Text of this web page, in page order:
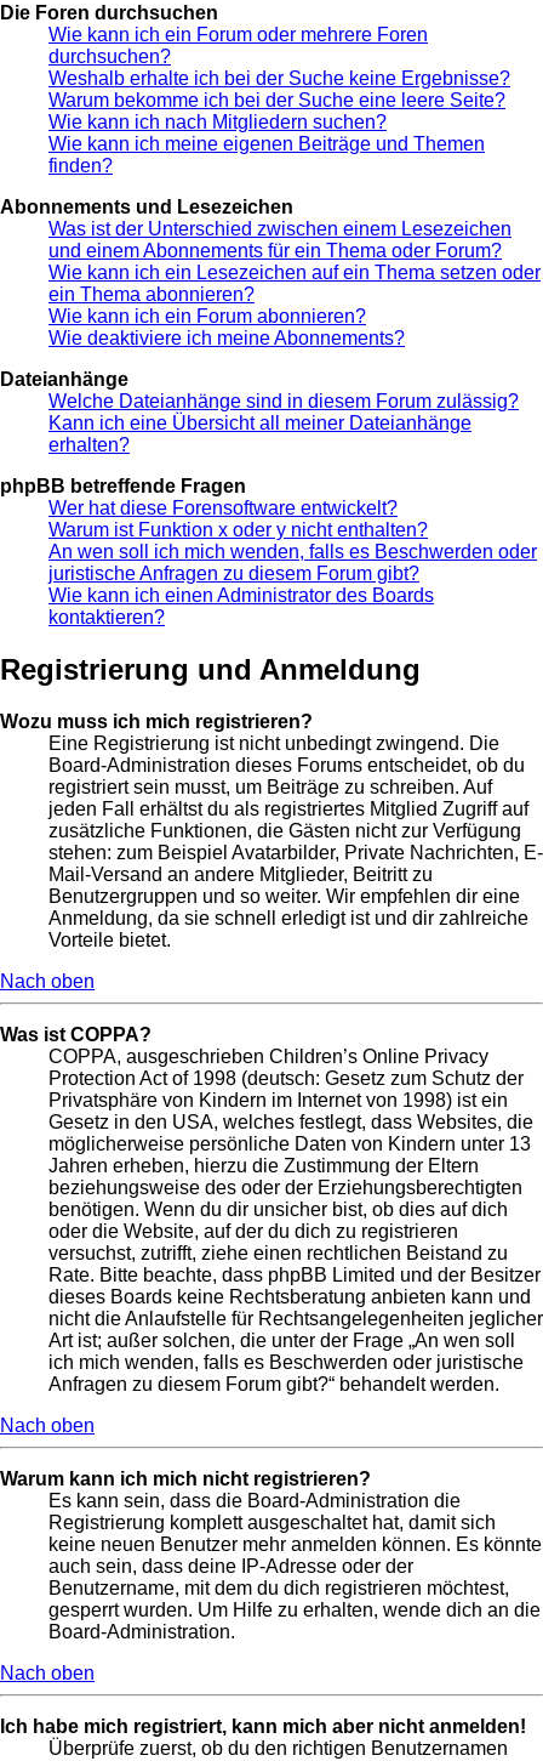
Die Foren durchsuchen
Wie kann ich ein Forum oder mehrere Foren
durchsuchen?
Weshalb erhalte ich bei der Suche keine Ergebnisse?
Warum bekomme ich bei der Suche eine leere Seite?
Wie kann ich nach Mitgliedern suchen?
Wie kann ich meine eigenen Beiträge und Themen
finden?
Abonnements und Lesezeichen
Was ist der Unterschied zwischen einem Lesezeichen
und einem Abonnements für ein Thema oder Forum?
Wie kann ich ein Lesezeichen auf ein Thema setzen oder
ein Thema abonnieren?
Wie kann ich ein Forum abonnieren?
Wie deaktiviere ich meine Abonnements?
Dateianhänge
Welche Dateianhänge sind in diesem Forum zulässig?
Kann ich eine Übersicht all meiner Dateianhänge
erhalten?
phpBB betreffende Fragen
Wer hat diese Forensoftware entwickelt?
Warum ist Funktion x oder y nicht enthalten?
An wen soll ich mich wenden, falls es Beschwerden oder
juristische Anfragen zu diesem Forum gibt?
Wie kann ich einen Administrator des Boards
kontaktieren?
Registrierung und Anmeldung
Wozu muss ich mich registrieren?
Eine Registrierung ist nicht unbedingt zwingend. Die
Board-Administration dieses Forums entscheidet, ob du
registriert sein musst, um Beiträge zu schreiben. Auf
jeden Fall erhältst du als registriertes Mitglied Zugriff auf
zusätzliche Funktionen, die Gästen nicht zur Verfügung
stehen: zum Beispiel Avatarbilder, Private Nachrichten, E-
Mail-Versand an andere Mitglieder, Beitritt zu
Benutzergruppen und so weiter. Wir empfehlen dir eine
Anmeldung, da sie schnell erledigt ist und dir zahlreiche
Vorteile bietet.
Nach oben
Was ist COPPA?
COPPA, ausgeschrieben Children’s Online Privacy
Protection Act of 1998 (deutsch: Gesetz zum Schutz der
Privatsphäre von Kindern im Internet von 1998) ist ein
Gesetz in den USA, welches festlegt, dass Websites, die
möglicherweise persönliche Daten von Kindern unter 13
Jahren erheben, hierzu die Zustimmung der Eltern
beziehungsweise des oder der Erziehungsberechtigten
benötigen. Wenn du dir unsicher bist, ob dies auf dich
oder die Website, auf der du dich zu registrieren
versuchst, zutrifft, ziehe einen rechtlichen Beistand zu
Rate. Bitte beachte, dass phpBB Limited und der Besitzer
dieses Boards keine Rechtsberatung anbieten kann und
nicht die Anlaufstelle für Rechtsangelegenheiten jeglicher
Art ist; außer solchen, die unter der Frage „An wen soll
ich mich wenden, falls es Beschwerden oder juristische
Anfragen zu diesem Forum gibt?“ behandelt werden.
Nach oben
Warum kann ich mich nicht registrieren?
Es kann sein, dass die Board-Administration die
Registrierung komplett ausgeschaltet hat, damit sich
keine neuen Benutzer mehr anmelden können. Es könnte
auch sein, dass deine IP-Adresse oder der
Benutzername, mit dem du dich registrieren möchtest,
gesperrt wurden. Um Hilfe zu erhalten, wende dich an die
Board-Administration.
Nach oben
Ich habe mich registriert, kann mich aber nicht anmelden!
Überprüfe zuerst, ob du den richtigen Benutzernamen